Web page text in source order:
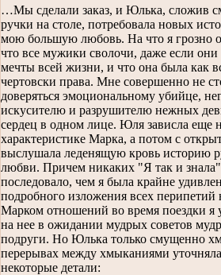
…Мы сделали заказ, и Юлька, сложив
ручки на столе, потребовала новых
мою большую любовь. На что я грозно
что все мужики сволочи, даже если
мечты всей жизни, и что она была как
чертовски права. Мне совершенно не
доверяться эмоциональному убийце,
искусителю и разрушителю нежных
сердец в одном лице. Юля зависла еще
характеристике Марка, а потом с
выслушала леденящую кровь историю
любви. Причем никаких "Я так и
последовало, чем я была крайне
подробного изложения всех перипетий
Марком отношений во время поездки я
на нее в ожидании мудрых советов
подруги. Но Юлька только смущенно
перерывах между хмыканиями уточняла
некоторые детали: